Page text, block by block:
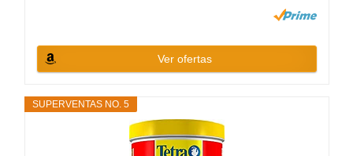
Ver ofertas
SUPERVENTAS NO. 5